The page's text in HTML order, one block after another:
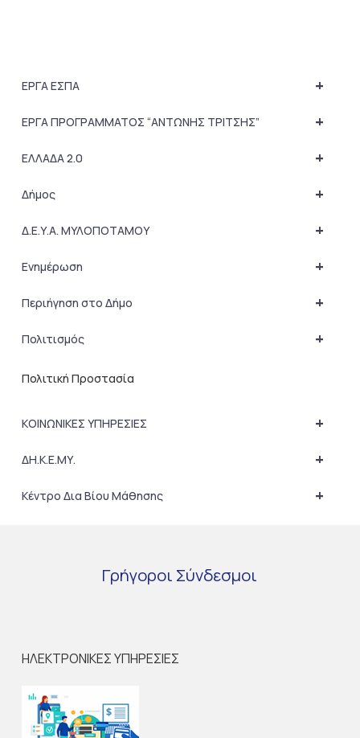
+
ΕΡΓΑ ΕΣΠΑ
+
ΕΡΓΑ ΠΡΟΓΡΑΜΜΑΤΟΣ “ΑΝΤΩΝΗΣ ΤΡΙΤΣΗΣ”
+
ΕΛΛΑΔΑ 2.0
+
Δήμος
+
Δ.Ε.Υ.Α. ΜΥΛΟΠΟΤΑΜΟΥ
+
Ενημέρωση
+
Περιήγηση στο Δήμο
+
Πολιτισμός
Πολιτική Προστασία
+
ΚΟΙΝΩΝΙΚΕΣ ΥΠΗΡΕΣΙΕΣ
+
ΔΗ.Κ.Ε.ΜΥ.
+
Κέντρο Δια Βίου Μάθησης
Γρήγοροι Σύνδεσμοι
ΗΛΕΚΤΡΟΝΙΚΕΣ ΥΠΗΡΕΣΙΕΣ